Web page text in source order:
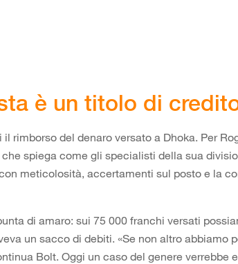
è un titolo di
rimborso del denaro versato a Dhoka. Per
spiega come gli specialisti della sua
meticolosità, accertamenti sul posto e la
di amaro: sui 75 000 franchi versati
un sacco di debiti. «Se non altro abbiamo
Bolt. Oggi un caso del genere verrebbe